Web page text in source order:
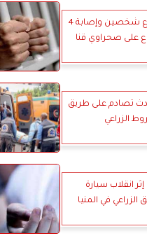
بينهم سيدات.. مصرع شخصين وإصابة 4
على صحراوي قنا
تصادم على طريق
الزراعي
إثر انقلاب سيارة
في المنيا